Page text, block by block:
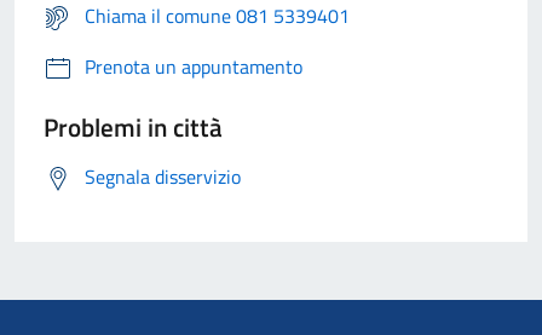
Chiama il comune 081 5339401
Prenota un appuntamento
Problemi in città
Segnala disservizio